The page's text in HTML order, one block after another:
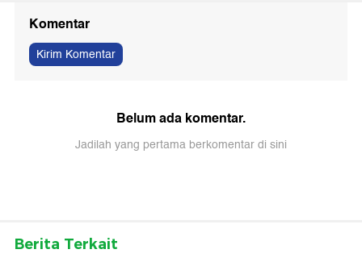
Komentar
Kirim Komentar
Belum ada komentar.
Jadilah yang pertama berkomentar di sini
Berita Terkait